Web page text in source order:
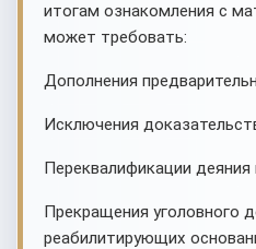
итогам ознакомления с
может требовать:
Дополнения
Исключения
Переквалификации
Прекращения уголовного
реабилитирующих